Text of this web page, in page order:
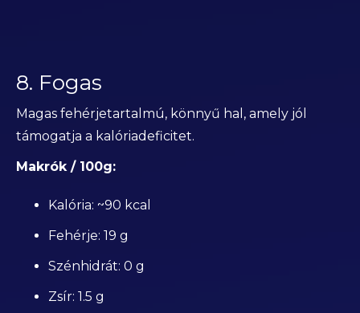
8. Fogas
Magas fehérjetartalmú, könnyű hal, amely jól
támogatja a kalóriadeficitet.
Makrók / 100g:
Kalória: ~90 kcal
Fehérje: 19 g
Szénhidrát: 0 g
Zsír: 1.5 g